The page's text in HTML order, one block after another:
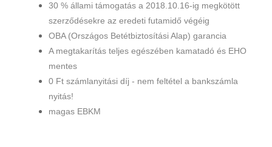
30 % állami támogatás a 2018.10.16-ig megkötött
szerződésekre az eredeti futamidő végéig
OBA (Országos Betétbiztosítási Alap) garancia
A megtakarítás teljes egészében kamatadó és EHO
mentes
0 Ft számlanyitási díj - nem feltétel a bankszámla
nyitás!
magas EBKM